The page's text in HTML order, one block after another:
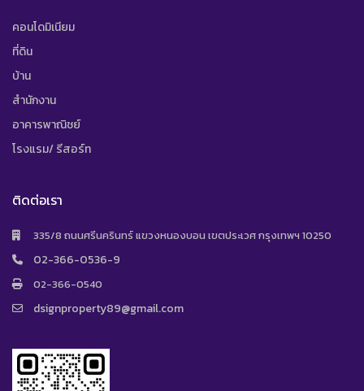
คอนโดมิเนียม
ที่ดิน
บ้าน
สำนักงาน
อาคารพาณิชย์
โรงแรม/ รีสอร์ท
ติดต่อเรา
335/8 ถนนศรีนครินทร์ แขวงหนองบอน เขตประเวศ กรุงเทพฯ 10250
02-366-0536-9
02-366-0540
dsignproperty89@gmail.com